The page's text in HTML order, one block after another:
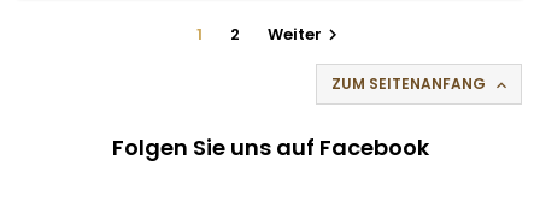
1 2 Weiter 
ZUM SEITENANFANG 
Folgen Sie uns auf Facebook